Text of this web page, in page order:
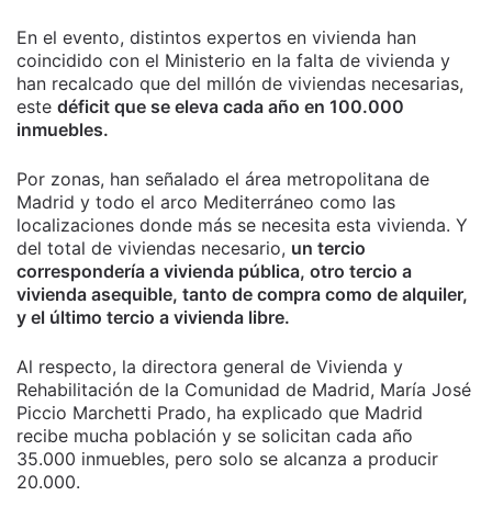
En el evento, distintos expertos en vivienda han
coincidido con el Ministerio en la falta de vivienda y
han recalcado que del millón de viviendas necesarias,
este déficit que se eleva cada año en 100.000
inmuebles.
Por zonas, han señalado el área metropolitana de
Madrid y todo el arco Mediterráneo como las
localizaciones donde más se necesita esta vivienda. Y
del total de viviendas necesario, un tercio
correspondería a vivienda pública, otro tercio a
vivienda asequible, tanto de compra como de alquiler,
y el último tercio a vivienda libre.
Al respecto, la directora general de Vivienda y
Rehabilitación de la Comunidad de Madrid, María José
Piccio Marchetti Prado, ha explicado que Madrid
recibe mucha población y se solicitan cada año
35.000 inmuebles, pero solo se alcanza a producir
20.000.